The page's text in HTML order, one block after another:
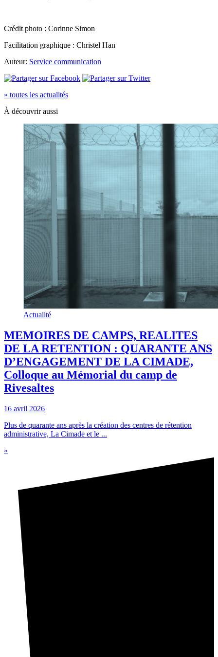
Crédit photo : Corinne Simon
Facilitation graphique : Christel Han
Auteur: Service communication
» toutes les actualités
À découvrir aussi
Actualité
MEMOIRES DE CAMPS, REALITES
DE LA RETENTION : QUARANTE ANS
D’ENGAGEMENT DE LA CIMADE,
Colloque au Mémorial du camp de
Rivesaltes
16 avril 2026
Plus de quarante ans après la création des centres de rétention
administrative, La Cimade et le ...
»